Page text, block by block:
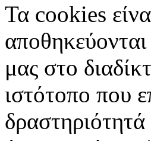
Τα cookies
μας στο
ιστότοπο που